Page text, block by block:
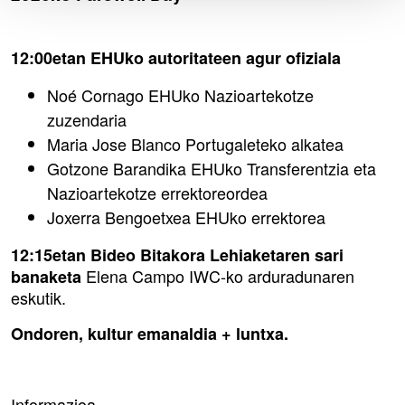
12:00etan EHUko autoritateen agur ofiziala
Noé Cornago EHUko Nazioartekotze
zuzendaria
Maria Jose Blanco Portugaleteko alkatea
Gotzone Barandika EHUko Transferentzia eta
Nazioartekotze errektoreordea
Joxerra Bengoetxea EHUko errektorea
12:15etan Bideo Bitakora Lehiaketaren sari
banaketa Elena Campo IWC-ko arduradunaren
eskutik.
Ondoren, kultur emanaldia + luntxa.